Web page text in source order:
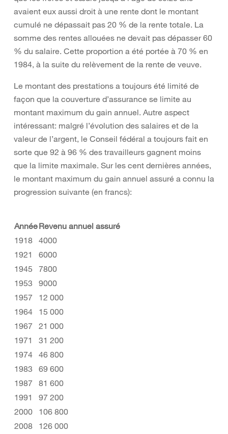
avaient eux aussi droit à une rente dont le montant
cumulé ne dépassait pas 20 % de la rente totale. La
somme des rentes allouées ne devait pas dépasser 60
% du salaire. Cette proportion a été portée à 70 % en
1984, à la suite du relèvement de la rente de veuve.
Le montant des prestations a toujours été limité de
façon que la couverture d’assurance se limite au
montant maximum du gain annuel. Autre aspect
intéressant: malgré l’évolution des salaires et de la
valeur de l’argent, le Conseil fédéral a toujours fait en
sorte que 92 à 96 % des travailleurs gagnent moins
que la limite maximale. Sur les cent dernières années,
le montant maximum du gain annuel assuré a connu la
progression suivante (en francs):
AnnéeRevenu annuel assuré
1918 4000
1921
6000
1945
7800
1953
9000
1957
12 000
1964
15 000
1967
21 000
1971
31 200
1974 46 800
1983
69 600
1987
81 600
1991
97 200
2000
106 800
2008
126 000